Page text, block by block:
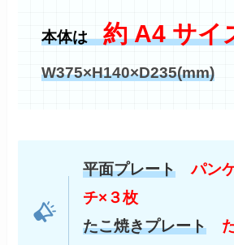
本体は 約A4サイ
W375×H140×D235(mm)
平面プレート
パン
チ×３枚
たこ焼きプレート